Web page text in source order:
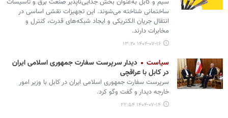
سیم و کابل به‌عنوان بخش جدایی‌ناپذیر صنعت برق و تاسیسات
ساختمانی شناخته می‌شوند. این تجهیزات نقشی اساسی در
انتقال جریان الکتریکی و ایجاد شبکه‌های قدرت، کنترل و
مخابرات دارند.
۱۴۰۴-۰۷-۱۶ ۱۳:۲۰
سیاست
دیدار سرپرست سفارت جمهوری اسلامی ایران
در کابل با عراقچی
سرپرست سفارت جمهوری اسلامی ایران در کابل با وزیر امور
خارجه دیدار و گفت وگو کرد.
۱۴۰۴-۰۷-۱۴ ۲۲:۵۴